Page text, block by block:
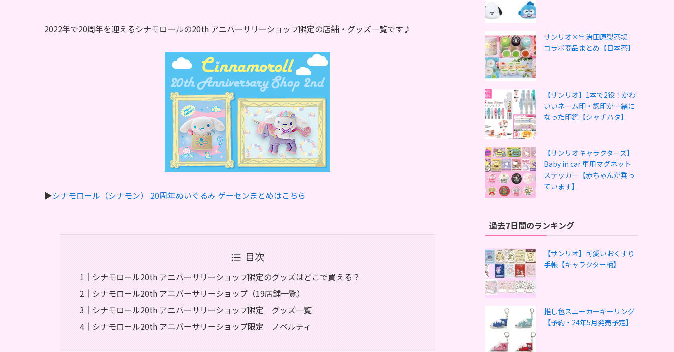
2022年で20周年を迎えるシナモロールの20th アニバーサリーショップ限定の店舗・グッズ一覧です♪
▶︎シナモロール（シナモン） 20周年ぬいぐるみ ゲーセンまとめはこちら
目次
シナモロール20th アニバーサリーショップ限定のグッズはどこで買える？
シナモロール20th アニバーサリーショップ（19店舗一覧）
シナモロール20th アニバーサリーショップ限定 グッズ一覧
シナモロール20th アニバーサリーショップ限定 ノベルティ
サンリオ×宇治田原製茶場
コラボ商品まとめ【日本茶】
【サンリオ】1本で2役！かわ
いいネーム印・認印が一緒に
なった印鑑【シャチハタ】
【サンリオキャラクターズ】
Baby in car 車用マグネット
ステッカー【赤ちゃんが乗っ
ています】
過去7日間のランキング
【サンリオ】可愛いおくすり
手帳【キャラクター柄】
推し色スニーカーキーリング
【予約・24年5月発売予定】